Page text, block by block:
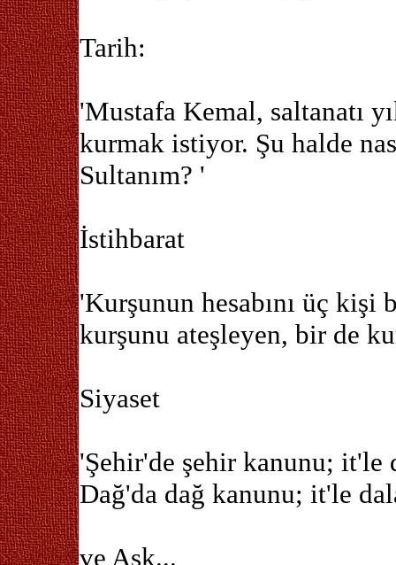
Tarih:
'Mustafa Kemal, saltanatı
kurmak istiyor. Şu halde
Sultanım? '
İstihbarat
'Kurşunun hesabını üç
kurşunu ateşleyen, bir de
Siyaset
'Şehir'de şehir kanunu; it'le
Dağ'da dağ kanunu; it'le
ve Aşk...